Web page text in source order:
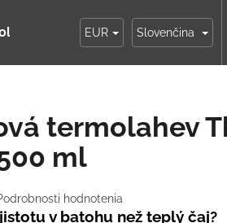
Dupeťačky Moja objednávka
EUR Slovenčina
hodnotenia
termolahev
ml
v batohu než teplý čaj?